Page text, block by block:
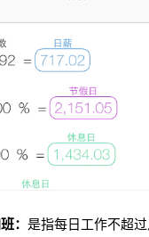
： 是指每日工作不超